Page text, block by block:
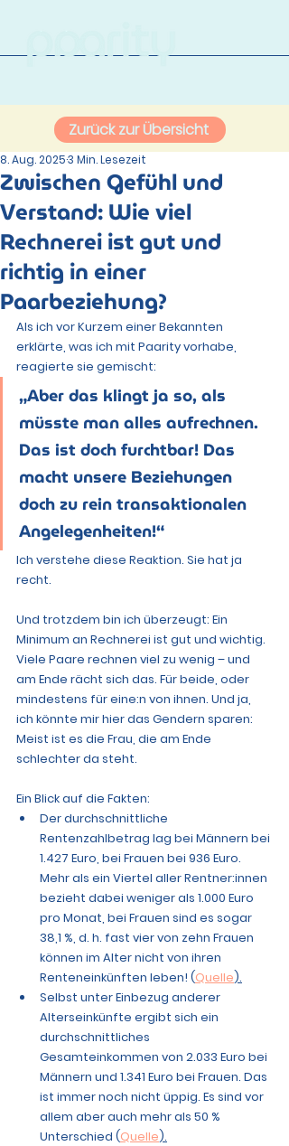
Zurück zur Übersicht
Zwischen Gefühl und
Verstand: Wie viel
Rechnerei ist gut und
richtig in einer
Paarbeziehung?
8. Aug. 20253 Min. Lesezeit
Als ich vor Kurzem einer Bekannten
erklärte, was ich mit Paarity vorhabe,
reagierte sie gemischt:
„Aber das klingt ja so, als
müsste man alles aufrechnen.
Das ist doch furchtbar! Das
macht unsere Beziehungen
doch zu rein transaktionalen
Angelegenheiten!“
Ich verstehe diese Reaktion. Sie hat ja
recht.
Und trotzdem bin ich überzeugt: Ein
Minimum an Rechnerei ist gut und wichtig.
Viele Paare rechnen viel zu wenig – und
am Ende rächt sich das. Für beide, oder
mindestens für eine:n von ihnen. Und ja,
ich könnte mir hier das Gendern sparen:
Meist ist es die Frau, die am Ende
schlechter da steht.
Ein Blick auf die Fakten:
Der durchschnittliche
Rentenzahlbetrag lag bei Männern bei
1.427 Euro, bei Frauen bei 936 Euro.
Mehr als ein Viertel aller Rentner:innen
bezieht dabei weniger als 1.000 Euro
pro Monat, bei Frauen sind es sogar
38,1 %, d. h. fast vier von zehn Frauen
können im Alter nicht von ihren
Renteneinkünften leben! (Quelle).
Selbst unter Einbezug anderer
Alterseinkünfte ergibt sich ein
durchschnittliches
Gesamteinkommen von 2.033 Euro bei
Männern und 1.341 Euro bei Frauen. Das
ist immer noch nicht üppig. Es sind vor
allem aber auch mehr als 50 %
Unterschied (Quelle).